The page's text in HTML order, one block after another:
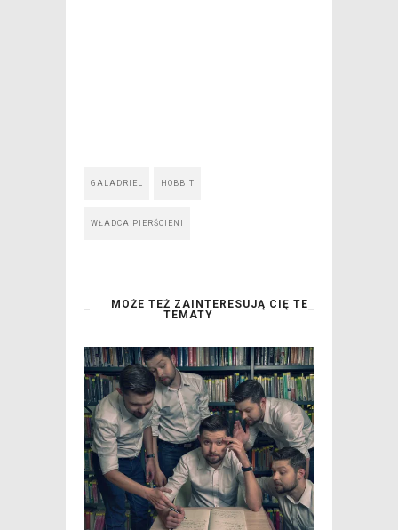
GALADRIEL HOBBIT
WŁADCA PIERŚCIENI
MOŻE TEŻ ZAINTERESUJĄ CIĘ TE
TEMATY